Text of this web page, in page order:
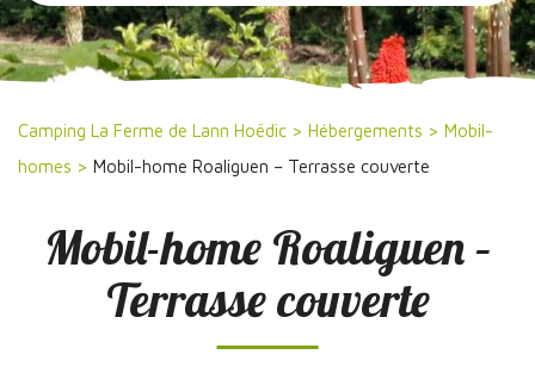
Camping La Ferme de Lann Hoëdic> Hébergements > Mobil-
homes > Mobil-home Roaliguen – Terrasse couverte
Mobil-home Roaliguen –
Terrasse couverte